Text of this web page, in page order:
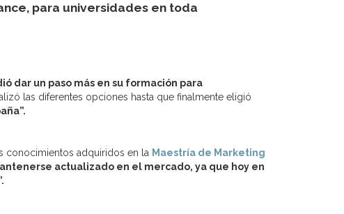
para universidades en toda
dar un paso más en su formación para
las diferentes opciones hasta que finalmente eligió
conocimientos adquiridos en la Maestría de Marketing
actualizado en el mercado, ya que hoy en